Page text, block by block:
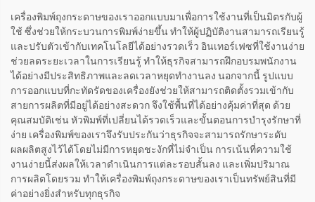
เครื่องพิมพ์ถุงกระดาษของเราออกแบบมาเพื่อการใช้งานที่เป็นมิตรกับผู้
ใช้ ซึ่งช่วยให้กระบวนการพิมพ์ง่ายขึ้น ทำให้ผู้ปฏิบัติงานสามารถเรียนรู้
และปรับตัวเข้ากับเทคโนโลยีได้อย่างรวดเร็ว อินเทอร์เฟซที่ใช้งานง่าย
ช่วยลดระยะเวลาในการเรียนรู้ ทำให้ธุรกิจสามารถฝึกอบรมพนักงาน
ได้อย่างมีประสิทธิภาพและลดเวลาหยุดทำงานลง นอกจากนี้ รูปแบบ
การออกแบบที่กะทัดรัดของเครื่องยังช่วยให้สามารถติดตั้งรวมเข้ากับ
สายการผลิตที่มีอยู่ได้อย่างสะดวก จึงใช้พื้นที่ได้อย่างคุ้มค่าที่สุด ด้วย
คุณสมบัติเช่น หัวพิมพ์ที่เปลี่ยนได้รวดเร็วและขั้นตอนการบำรุงรักษาที่
ง่าย เครื่องพิมพ์ของเราจึงรับประกันว่าธุรกิจจะสามารถรักษาระดับ
ผลผลิตสูงไว้ได้โดยไม่มีการหยุดชะงักที่ไม่จำเป็น การเน้นที่ความใช้
งานง่ายนี้ส่งผลให้เวลาดำเนินการแต่ละรอบสั้นลง และเพิ่มปริมาณ
การผลิตโดยรวม ทำให้เครื่องพิมพ์ถุงกระดาษของเราเป็นทรัพย์สินที่มี
ค่าอย่างยิ่งสำหรับทุกธุรกิจ